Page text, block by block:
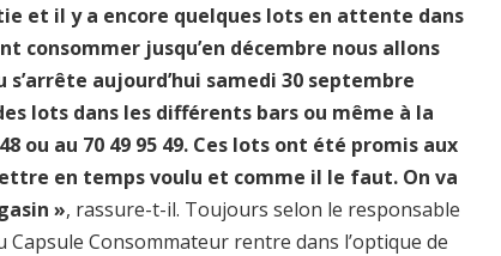
et il y a encore quelques lots en attente dans
consommer jusqu’en décembre nous allons
aujourd’hui samedi 30 septembre
lots dans les différents bars ou même à la
ou au 70 49 95 49. Ces lots ont été promis aux
en temps voulu et comme il le faut. On va
», rassure-t-il. Toujours selon le responsable
Consommateur rentre dans l’optique de